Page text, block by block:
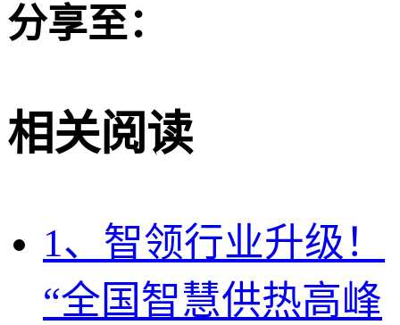
分享至：
相关阅读
1、智领行业升级！
“全国智慧供热高峰